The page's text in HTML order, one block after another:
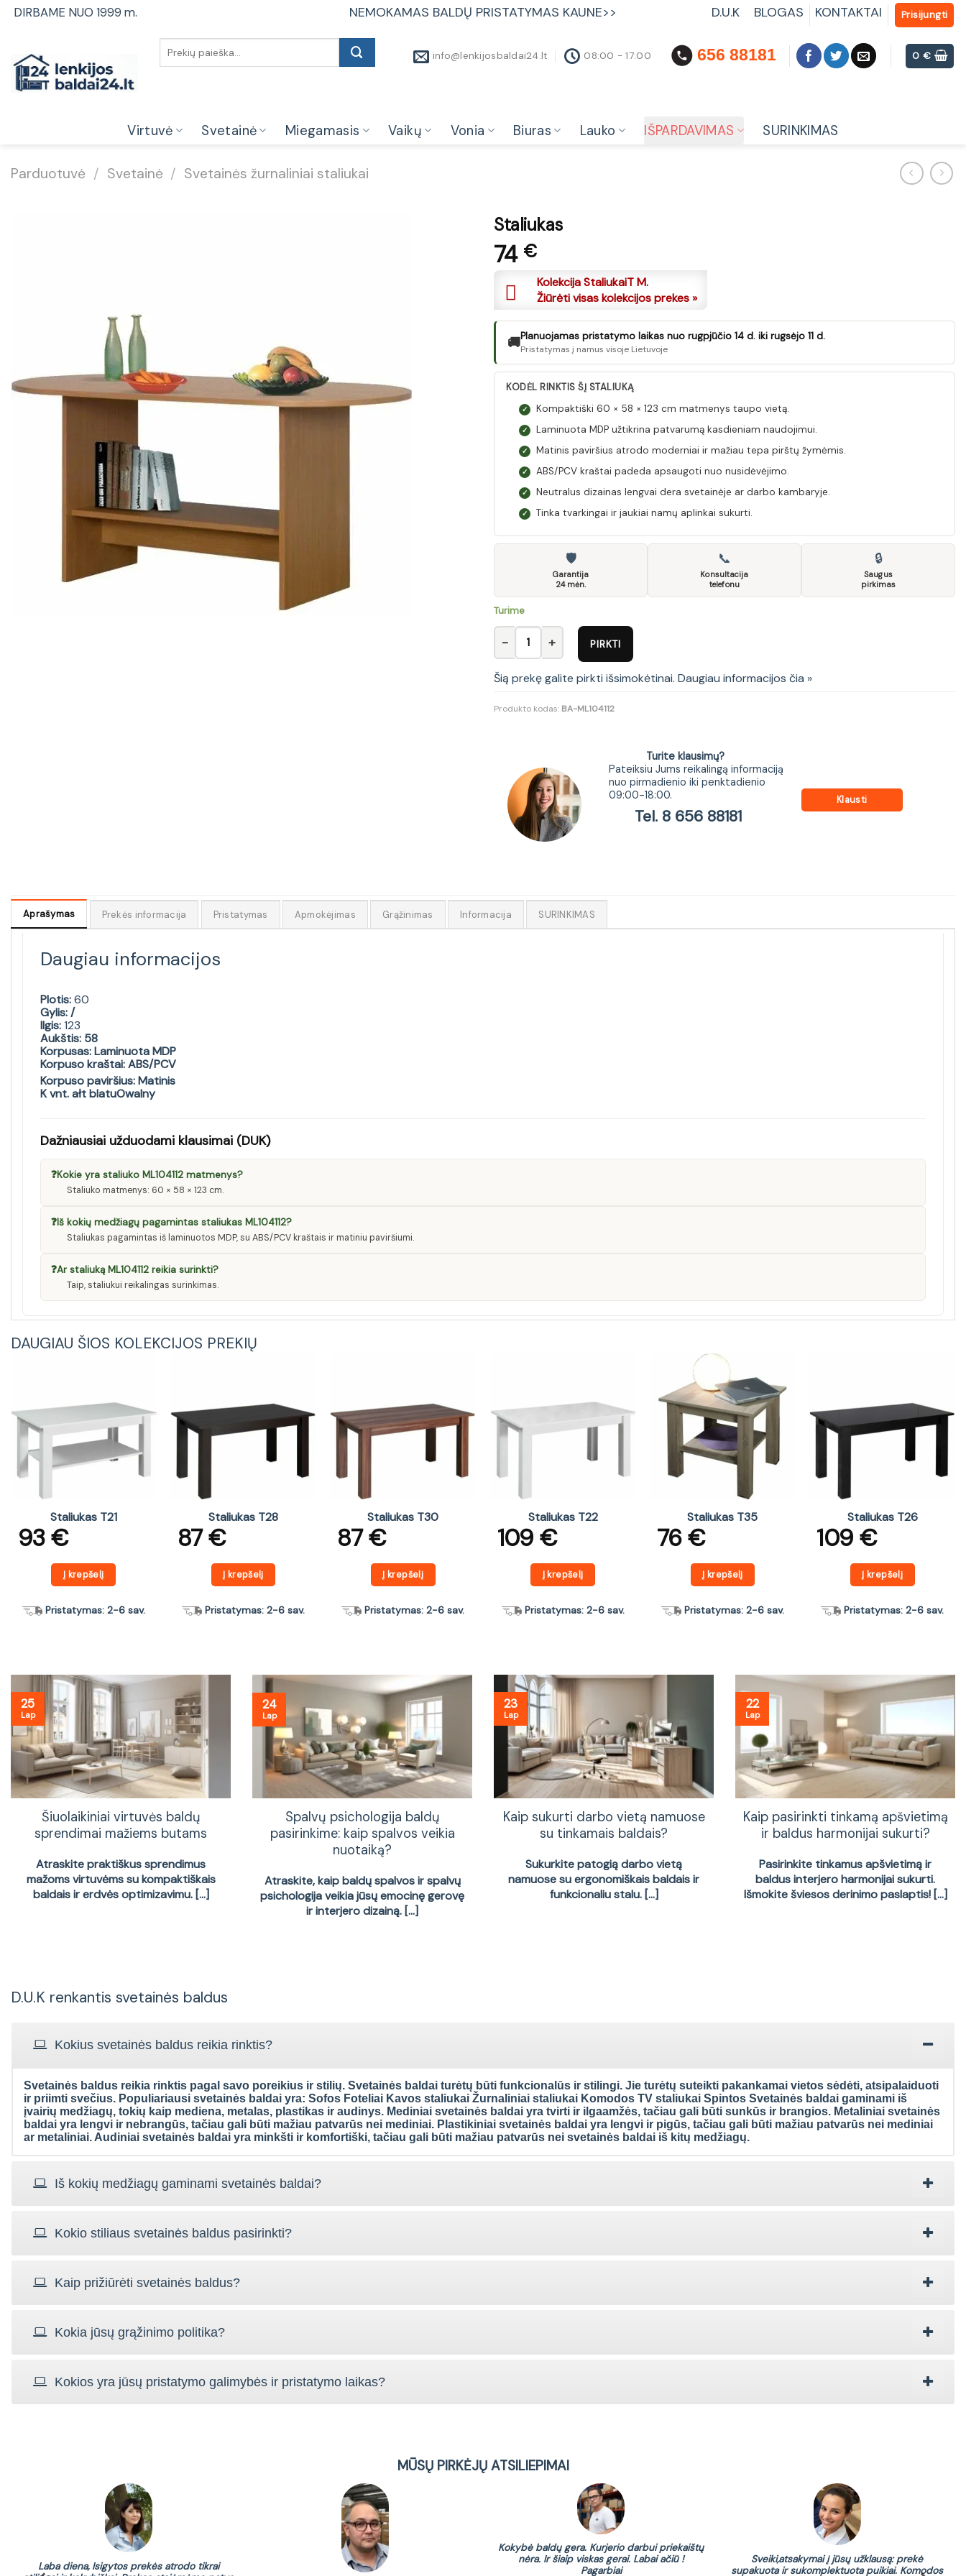
SkipDIRBAME NUO 1999 m. NEMOKAMAS BALDŲ PRISTATYMAS KAUNE>> D.U.K BLOGAS KONTAKTAI Prisijungti
info@lenkijosbaldai24.lt
08:00 - 17:00 656 88181 0€
Virtuvė Svetainė Miegamasis Vaikų Vonia Biuras Lauko IŠPARDAVIMAS SURINKIMAS
Parduotuvė / Svetainė / Svetainės žurnaliniai staliukai
Staliukas
74 €
Kolekcija StaliukaiT M.
Žiūrėti visas kolekcijos prekes »
🚚Planuojamas pristatymo laikas nuo rugpjūčio 14 d. iki rugsėjo 11 d.
Pristatymas į namus visoje Lietuvoje
KODĖL RINKTIS ŠĮ STALIUKĄ
✓ Kompaktiški 60 × 58 × 123 cm matmenys taupo vietą.
✓ Laminuota MDP užtikrina patvarumą kasdieniam naudojimui.
✓ Matinis paviršius atrodo moderniai ir mažiau tepa pirštų žymėmis.
✓ ABS/PCV kraštai padeda apsaugoti nuo nusidėvėjimo.
✓ Neutralus dizainas lengvai dera svetainėje ar darbo kambaryje.
✓ Tinka tvarkingai ir jaukiai namų aplinkai sukurti.
🛡
Garantija
24 mėn.
📞
Konsultacija
telefonu
🔒
Saugus
pirkimas
Turime
produkto kiekis: Staliukas
PIRKTI
Šią prekę galite pirkti išsimokėtinai. Daugiau informacijos čia »
Produkto kodas: BA-ML104112
Turite klausimų?
Pateiksiu Jums reikalingą informaciją
nuo pirmadienio iki penktadienio
09:00-18:00.
Tel. 8 656 88181
Klausti
Aprašymas Prekės informacija Pristatymas Apmokėjimas Grąžinimas Informacija SURINKIMAS
Daugiau informacijos
Plotis:60
Gylis: /
Ilgis:123
Aukštis: 58
Korpusas: Laminuota MDP
Korpuso kraštai: ABS/PCV
Korpuso paviršius: Matinis
K vnt. ałt blatuOwalny
Dažniausiai užduodami klausimai (DUK)
❓Kokie yra staliuko ML104112 matmenys?
Staliuko matmenys: 60 × 58 × 123 cm.
❓Iš kokių medžiagų pagamintas staliukas ML104112?
Staliukas pagamintas iš laminuotos MDP, su ABS/PCV kraštais ir matiniu paviršiumi.
❓Ar staliuką ML104112 reikia surinkti?
Taip, staliukui reikalingas surinkimas.
DAUGIAU ŠIOS KOLEKCIJOS PREKIŲ
Staliukas T21
93€
Į krepšelį
Pristatymas: 2-6 sav.
Staliukas T28
87€
Į krepšelį
Pristatymas: 2-6 sav.
Staliukas T30
87€
Į krepšelį
Pristatymas: 2-6 sav.
Staliukas T22
109€
Į krepšelį
Pristatymas: 2-6 sav.
Staliukas T35
76€
Į krepšelį
Pristatymas: 2-6 sav.
Staliukas T26
109€
Į krepšelį
Pristatymas: 2-6 sav.
Šiuolaikiniai virtuvės baldų
sprendimai mažiems butams
Atraskite praktiškus sprendimus
mažoms virtuvėms su kompaktiškais
baldais ir erdvės optimizavimu. [...]
25
Lap
Spalvų psichologija baldų
pasirinkime: kaip spalvos veikia
nuotaiką?
Atraskite, kaip baldų spalvos ir spalvų
psichologija veikia jūsų emocinę gerovę
ir interjero dizainą. [...]
24
Lap
Kaip sukurti darbo vietą namuose
su tinkamais baldais?
Sukurkite patogią darbo vietą
namuose su ergonomiškais baldais ir
funkcionaliu stalu. [...]
23
Lap
Kaip pasirinkti tinkamą apšvietimą
ir baldus harmonijai sukurti?
Pasirinkite tinkamus apšvietimą ir
baldus interjero harmonijai sukurti.
Išmokite šviesos derinimo paslaptis! [...]
22
Lap
D.U.K renkantis svetainės baldus
Kokius svetainės baldus reikia rinktis?
Svetainės baldus reikia rinktis pagal savo poreikius ir stilių. Svetainės baldai turėtų būti funkcionalūs ir stilingi. Jie turėtų suteikti pakankamai vietos sėdėti, atsipalaiduoti
ir priimti svečius. Populiariausi svetainės baldai yra: Sofos Foteliai Kavos staliukai Žurnaliniai staliukai Komodos TV staliukai Spintos Svetainės baldai gaminami iš
įvairių medžiagų, tokių kaip mediena, metalas, plastikas ir audinys. Mediniai svetainės baldai yra tvirti ir ilgaamžės, tačiau gali būti sunkūs ir brangios. Metaliniai svetainės
baldai yra lengvi ir nebrangūs, tačiau gali būti mažiau patvarūs nei mediniai. Plastikiniai svetainės baldai yra lengvi ir pigūs, tačiau gali būti mažiau patvarūs nei mediniai
ar metaliniai. Audiniai svetainės baldai yra minkšti ir komfortiški, tačiau gali būti mažiau patvarūs nei svetainės baldai iš kitų medžiagų.
Iš kokių medžiagų gaminami svetainės baldai?
Kokio stiliaus svetainės baldus pasirinkti?
Kaip prižiūrėti svetainės baldus?
Kokia jūsų grąžinimo politika?
Kokios yra jūsų pristatymo galimybės ir pristatymo laikas?
MŪSŲ PIRKĖJŲ ATSILIEPIMAI
Laba diena, Isigytos prekės atrodo tikrai
Kokybė baldų gera. Kurjerio darbui priekaištų
nėra. Ir šiaip viskas gerai. Labai ačiū !
Pagarbiai
Sveiki,atsakymai į jūsų užklausą: prekė
supakuota ir sukomplektuota puikiai. Komodos